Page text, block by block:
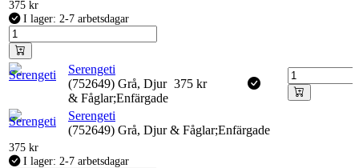
375 kr
I lager: 2-7 arbetsdagar
Serengeti
(752649) Grå, Djur
& Fåglar;Enfärgade
375 kr
Serengeti
(752649) Grå, Djur & Fåglar;Enfärgade
375 kr
I lager: 2-7 arbetsdagar